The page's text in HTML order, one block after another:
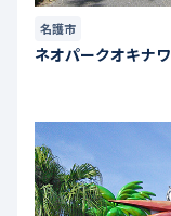
名護市
ネオパークオキナワ